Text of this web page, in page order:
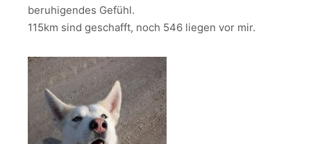
beruhigendes Gefühl.
115km sind geschafft, noch 546 liegen vor mir.